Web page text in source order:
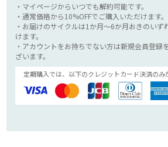
・マイページからいつでも解約可能です。
・通常価格から10%OFFでご購入いただけます。
・お届けのサイクルは1か月～6か月おきのいず
けます。
・アカウントをお持ちでない方は新規会員登録
ざいます。
定期購入では、以下のクレジットカード決済のみ